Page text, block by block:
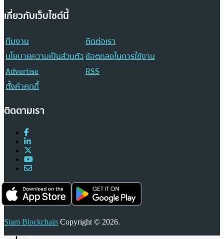
เกี่ยวกับเว็บไซต์นี้
ทีมงาน
ติดต่อเรา
นโยบายความเป็นส่วนตัวข้อตกลงในการใช้งาน
Advertise
RSS
ตั้งค่าคุกกี้
ติดตามเรา
Siam Blockchain Copyright © 2026.